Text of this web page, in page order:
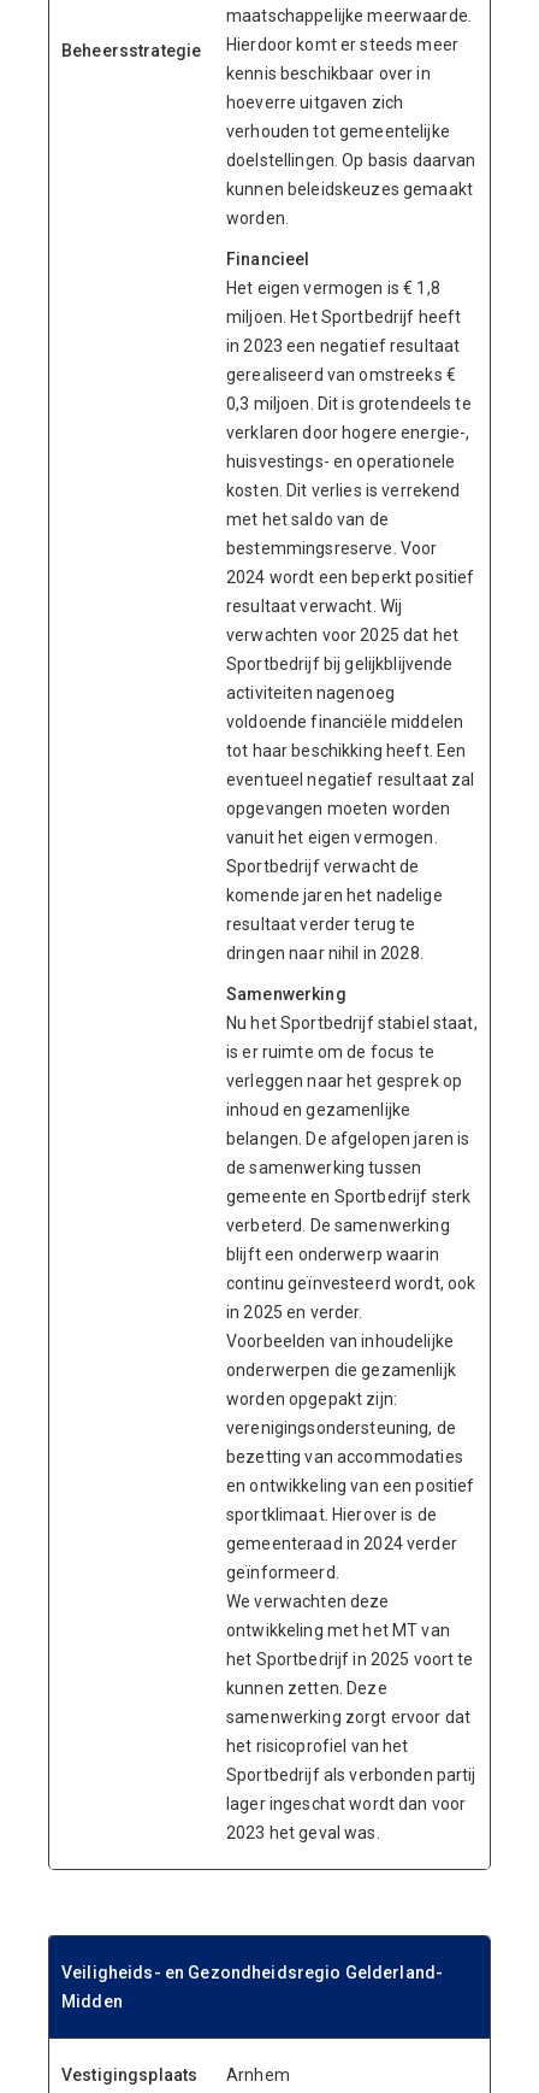
Beheersstrategie
maatschappelijke meerwaarde.
Hierdoor komt er steeds meer
kennis beschikbaar over in
hoeverre uitgaven zich
verhouden tot gemeentelijke
doelstellingen. Op basis daarvan
kunnen beleidskeuzes gemaakt
worden.
Financieel
Het eigen vermogen is € 1,8
miljoen. Het Sportbedrijf heeft
in 2023 een negatief resultaat
gerealiseerd van omstreeks €
0,3 miljoen. Dit is grotendeels te
verklaren door hogere energie-,
huisvestings- en operationele
kosten. Dit verlies is verrekend
met het saldo van de
bestemmingsreserve. Voor
2024 wordt een beperkt positief
resultaat verwacht. Wij
verwachten voor 2025 dat het
Sportbedrijf bij gelijkblijvende
activiteiten nagenoeg
voldoende financiële middelen
tot haar beschikking heeft. Een
eventueel negatief resultaat zal
opgevangen moeten worden
vanuit het eigen vermogen.
Sportbedrijf verwacht de
komende jaren het nadelige
resultaat verder terug te
dringen naar nihil in 2028.
Samenwerking
Nu het Sportbedrijf stabiel staat,
is er ruimte om de focus te
verleggen naar het gesprek op
inhoud en gezamenlijke
belangen. De afgelopen jaren is
de samenwerking tussen
gemeente en Sportbedrijf sterk
verbeterd. De samenwerking
blijft een onderwerp waarin
continu geïnvesteerd wordt, ook
in 2025 en verder.
Voorbeelden van inhoudelijke
onderwerpen die gezamenlijk
worden opgepakt zijn:
verenigingsondersteuning, de
bezetting van accommodaties
en ontwikkeling van een positief
sportklimaat. Hierover is de
gemeenteraad in 2024 verder
geïnformeerd.
We verwachten deze
ontwikkeling met het MT van
het Sportbedrijf in 2025 voort te
kunnen zetten. Deze
samenwerking zorgt ervoor dat
het risicoprofiel van het
Sportbedrijf als verbonden partij
lager ingeschat wordt dan voor
2023 het geval was.
Veiligheids- en Gezondheidsregio Gelderland-
Midden
Vestigingsplaats Arnhem